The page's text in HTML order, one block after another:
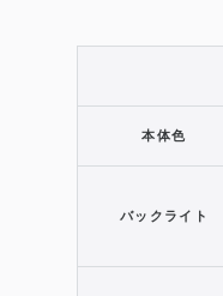
本体色
バックライト